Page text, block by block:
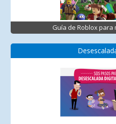
Guía de Roblox